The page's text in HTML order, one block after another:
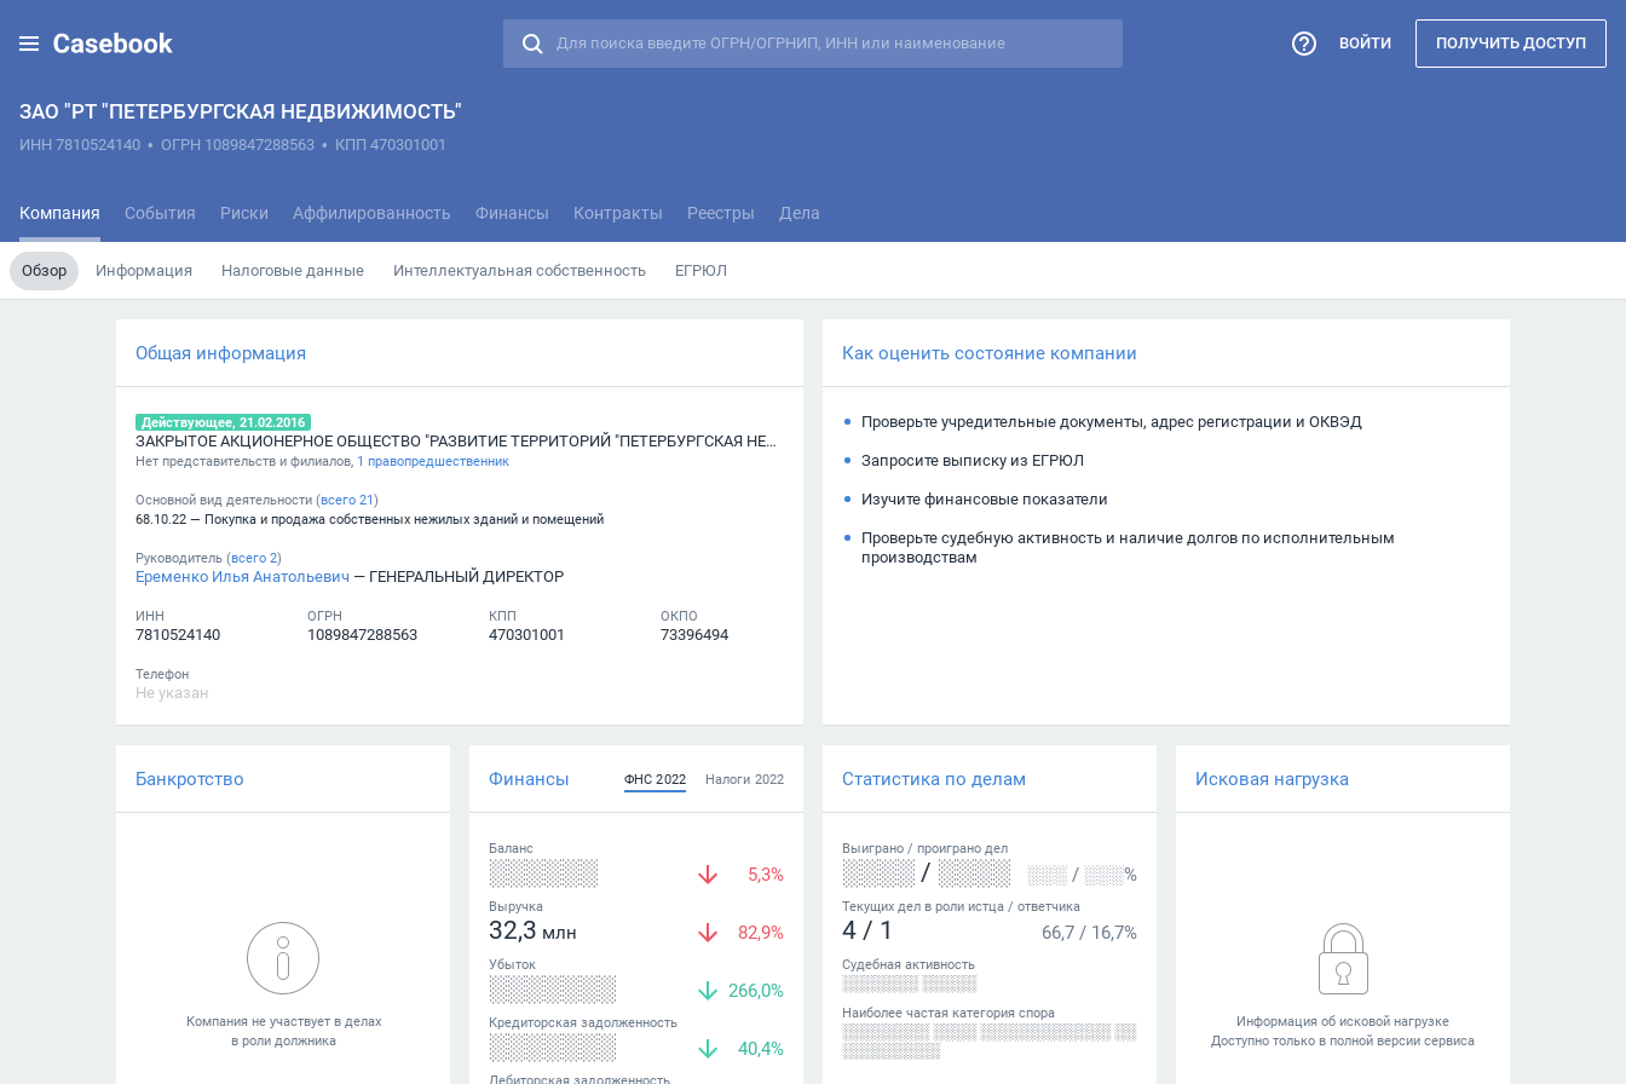
ЗАО "РТ "ПЕТЕРБУРГСКАЯ НЕДВИЖИМОСТЬ"
ИНН 7810524140 • ОГРН 1089847288563 • КПП 470301001
Компания События Риски Аффилированность Финансы Контракты Реестры Дела
Обзор Информация Налоговые данные Интеллектуальная собственность ЕГРЮЛ
ВОЙТИ ПОЛУЧИТЬ ДОСТУП
Общая информация
Действующее, 21.02.2016
ЗАКРЫТОЕ АКЦИОНЕРНОЕ ОБЩЕСТВО "РАЗВИТИЕ ТЕРРИТОРИЙ "ПЕТЕРБУРГСКАЯ НЕДВИЖИМОСТЬ"
Нет представительств и филиалов, 1 правопредшественник
Основной вид деятельности (всего 21)
68.10.22 — Покупка и продажа собственных нежилых зданий и помещений
Руководитель (всего 2)
Еременко Илья Анатольевич — ГЕНЕРАЛЬНЫЙ ДИРЕКТОР
ИНН
7810524140
ОГРН
1089847288563
КПП
470301001
ОКПО
73396494
Телефон
Не указан
Как оценить состояние компании
Проверьте учредительные документы, адрес регистрации и ОКВЭД
Запросите выписку из ЕГРЮЛ
Изучите финансовые показатели
Проверьте судебную активность и наличие долгов по исполнительным
производствам
Банкротство Финансы ФНС 2022 Налоги 2022
Баланс
░░░░░░ 5,3%
Выручка
32,3 млн 82,9%
Убыток
░░░░░░░ 266,0%
Кредиторская задолженность
░░░░░░░ 40,4%
Дебиторская задолженность
Статистика по делам
Выиграно / проиграно дел
░░░░ / ░░░░ ░░░ / ░░░%
Текущих дел в роли истца / ответчика
4 / 1 66,7 / 16,7%
Судебная активность
░░░░░░░ ░░░░░
Наиболее частая категория спора
░░░░░░░░ ░░░░ ░░░░░░░░░░░░ ░░
░░░░░░░░░
Исковая нагрузка